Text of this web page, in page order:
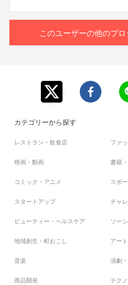
このリターンを
このユーザーの他のプ
カテゴリーから探す
レストラン・飲食店 ファ
映画・動画 書籍
コミック・アニメ スポ
スタートアップ チャ
ビューティー・ヘルスケア ソー
地域創生・町おこし アー
音楽 演劇
商品開発 テク